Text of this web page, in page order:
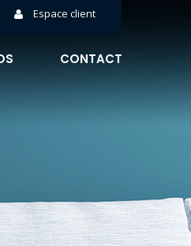
Espace client
CONTACT